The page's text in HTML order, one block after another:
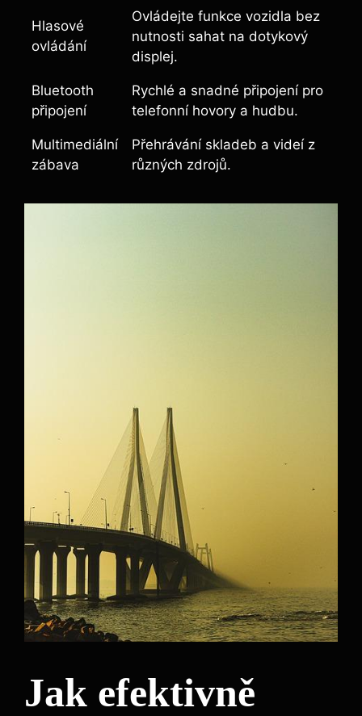
Hlasové
ovládání
Ovládejte funkce vozidla bez
nutnosti sahat na dotykový
displej.
Bluetooth
připojení
Rychlé a snadné připojení pro
telefonní hovory a hudbu.
Multimediální
zábava
Přehrávání skladeb a videí z
různých zdrojů.
Jak efektivně